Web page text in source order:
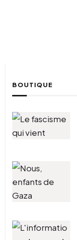
BOUTIQUE